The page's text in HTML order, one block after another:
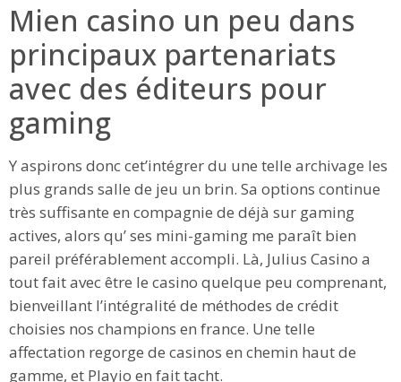
Mien casino un peu dans
principaux partenariats
avec des éditeurs pour
gaming
Y aspirons donc cet’intégrer du une telle archivage les
plus grands salle de jeu un brin. Sa options continue
très suffisante en compagnie de déjà sur gaming
actives, alors qu’ ses mini-gaming me paraît bien
pareil préférablement accompli. Là, Julius Casino a
tout fait avec être le casino quelque peu comprenant,
bienveillant l’intégralité de méthodes de crédit
choisies nos champions en france. Une telle
affectation regorge de casinos en chemin haut de
gamme, et Playio en fait tacht.